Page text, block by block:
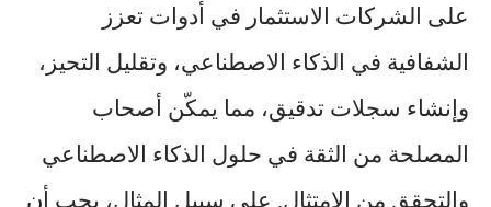
على الشركات الاستثمار في أدوات تعزز
الشفافية في الذكاء الاصطناعي، وتقليل التحيز،
وإنشاء سجلات تدقيق، مما يمكّن أصحاب
المصلحة من الثقة في حلول الذكاء الاصطناعي
والتحقق من الامتثال. على سبيل المثال، يجب أن